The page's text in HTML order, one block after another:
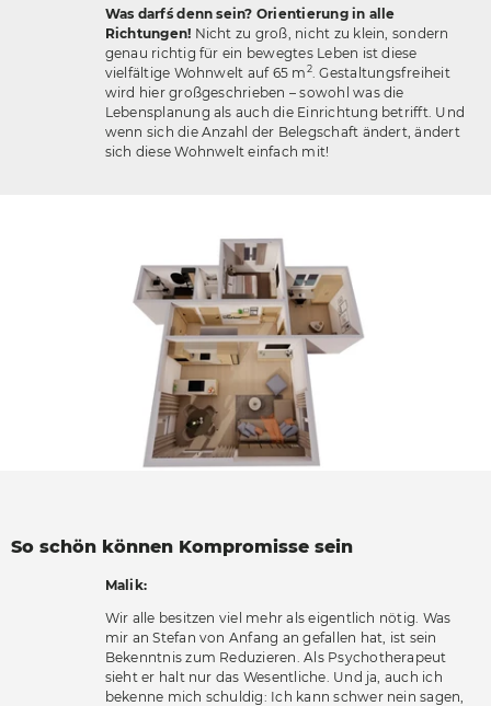
Sonnen- und Sichtschutz
Was darf´s denn sein? Orientierung in alle
Richtungen! Nicht zu groß, nicht zu klein, sondern
genau richtig für ein bewegtes Leben ist diese
vielfältige Wohnwelt auf 65 m2. Gestaltungsfreiheit
wird hier großgeschrieben – sowohl was die
Lebensplanung als auch die Einrichtung betrifft. Und
wenn sich die Anzahl der Belegschaft ändert, ändert
sich diese Wohnwelt einfach mit!
So schön können Kompromisse sein
Malik:
Wir alle besitzen viel mehr als eigentlich nötig. Was
mir an Stefan von Anfang an gefallen hat, ist sein
Bekenntnis zum Reduzieren. Als Psychotherapeut
sieht er halt nur das Wesentliche. Und ja, auch ich
bekenne mich schuldig: Ich kann schwer nein sagen,